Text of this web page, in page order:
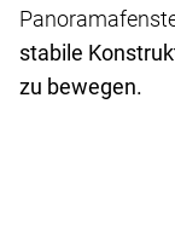
stabile
zu bewegen.